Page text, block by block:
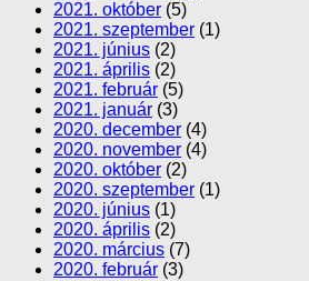
2021. október (5)
2021. szeptember (1)
2021. június (2)
2021. április (2)
2021. február (5)
2021. január (3)
2020. december (4)
2020. november (4)
2020. október (2)
2020. szeptember (1)
2020. június (1)
2020. április (2)
2020. március (7)
2020. február (3)